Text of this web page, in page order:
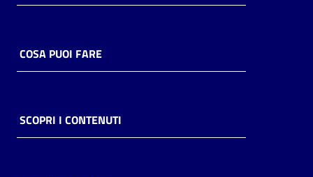
Piani
COSA PUOI FARE
SCOPRI I CONTENUTI